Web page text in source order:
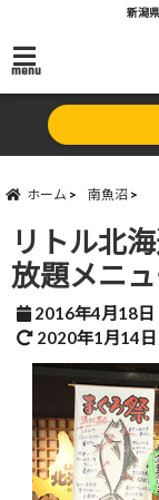
新潟
menu
ホーム 南魚沼
リトル北
放題メニ
2016年4月18日
2020年1月14日